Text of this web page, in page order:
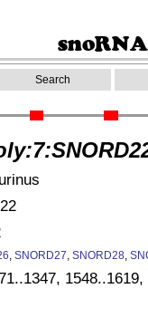
Search
, SNORD27, SNORD28,